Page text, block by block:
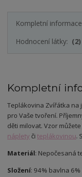
Kompletní
Hodnocení látky:
2
Kompletní
Teplákovina Zvířátka na
pro Vaše tvoření.
děti milovat. Vzor
náplety či teplákovinou.
Materiál: Nepočesaná
Složení: 94% bavlna